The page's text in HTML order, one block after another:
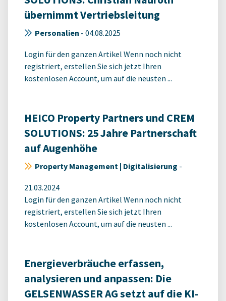
übernimmt Vertriebsleitung
Personalien - 04.08.2025
Login für den ganzen Artikel Wenn noch nicht
registriert, erstellen Sie sich jetzt Ihren
kostenlosen Account, um auf die neusten ...
HEICO Property Partners und CREM
SOLUTIONS: 25 Jahre Partnerschaft
auf Augenhöhe
Property Management | Digitalisierung -
21.03.2024
Login für den ganzen Artikel Wenn noch nicht
registriert, erstellen Sie sich jetzt Ihren
kostenlosen Account, um auf die neusten ...
Energieverbräuche erfassen,
analysieren und anpassen: Die
GELSENWASSER AG setzt auf die KI-